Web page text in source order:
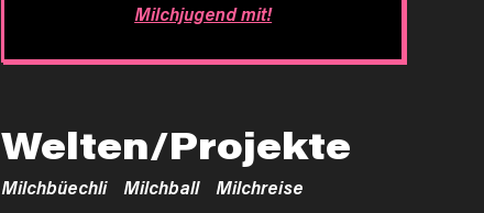
Milchjugend mit!
Welten/Projekte
Milchbüechli Milchball
Milchreise